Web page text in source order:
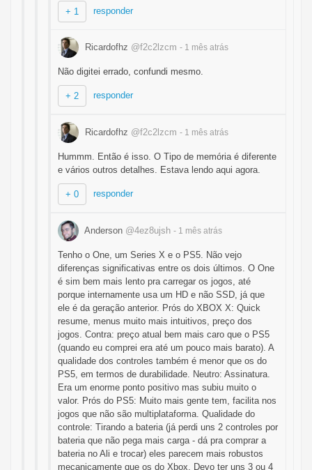
+ 1 responder
Ricardofhz @f2c2lzcm - 1 mês atrás
Não digitei errado, confundi mesmo.
+ 2 responder
Ricardofhz @f2c2lzcm - 1 mês atrás
Hummm. Então é isso. O Tipo de memória é diferente
e vários outros detalhes. Estava lendo aqui agora.
+ 0 responder
Anderson @4ez8ujsh - 1 mês atrás
Tenho o One, um Series X e o PS5. Não vejo
diferenças significativas entre os dois últimos. O One
é sim bem mais lento pra carregar os jogos, até
porque internamente usa um HD e não SSD, já que
ele é da geração anterior. Prós do XBOX X: Quick
resume, menus muito mais intuitivos, preço dos
jogos. Contra: preço atual bem mais caro que o PS5
(quando eu comprei era até um pouco mais barato). A
qualidade dos controles também é menor que os do
PS5, em termos de durabilidade. Neutro: Assinatura.
Era um enorme ponto positivo mas subiu muito o
valor. Prós do PS5: Muito mais gente tem, facilita nos
jogos que não são multiplataforma. Qualidade do
controle: Tirando a bateria (já perdi uns 2 controles por
bateria que não pega mais carga - dá pra comprar a
bateria no Ali e trocar) eles parecem mais robustos
mecanicamente que os do Xbox. Devo ter uns 3 ou 4